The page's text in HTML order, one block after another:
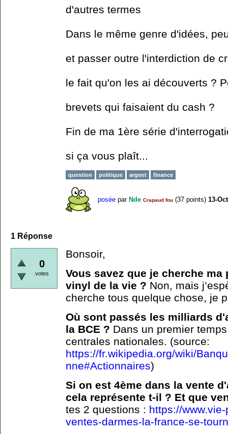
d'autres termes
Dans le même genre d'idées,
et passer outre l'interdiction de
le fait qu'on les ai découverts ?
brevets qui faisaient du cash ?
Fin de ma 1ère série
si ça vous plaît...
question politique argent finance
posée par Nde Crapaud fou (37 points) 13-
1 Réponse
0
votes
Bonsoir,
Vous savez que je cherche
vinyl de la vie ? Non, mais
cherche tous quelque chose, je
Où sont passés les milliards
la BCE ? Dans un premier
centrales nationales. (source:
https://fr.wikipedia.org/wiki/
nne#Actionnaires)
Si on est 4ème dans la vente
cela représente t-il ? Et que
tes 2 questions : https://
ventes-darmes-la-france-se-